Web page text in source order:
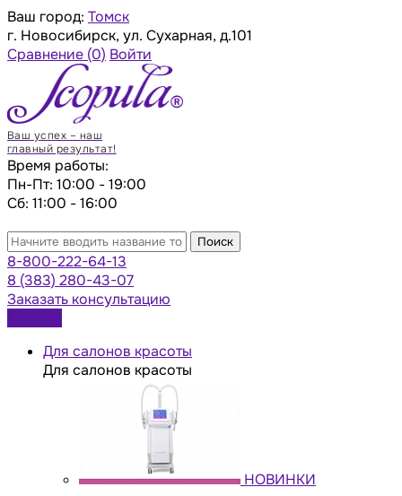
Ваш город: Томск
г. Новосибирск, ул. Сухарная, д.101
Сравнение (0) Войти
Ваш успех – наш
главный результат!
Время работы:
Пн-Пт: 10:00 - 19:00
Сб: 11:00 - 16:00
Поиск
8-800-222-64-13
8 (383) 280-43-07
Заказать консультацию
Для салонов красоты
Для салонов красоты
НОВИНКИ